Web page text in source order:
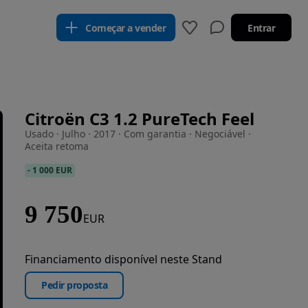
Começar a vender Entrar
Citroën C3 1.2 PureTech Feel
Usado · Julho · 2017 · Com garantia · Negociável ·
Aceita retoma
- 1 000 EUR
9 750EUR
Financiamento disponível neste Stand
Pedir proposta